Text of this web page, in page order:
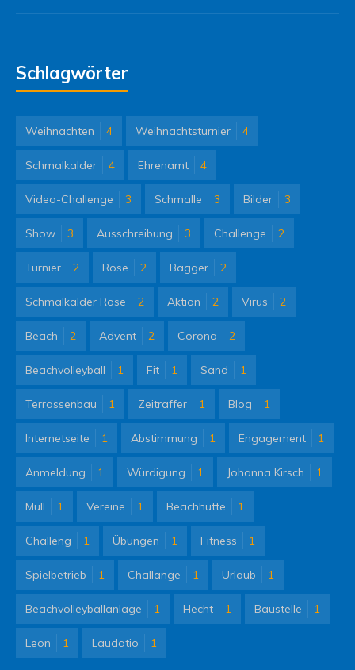
Schlagwörter
Weihnachten 4 Weihnachtsturnier 4
Schmalkalder 4 Ehrenamt 4
Video-Challenge 3 Schmalle 3 Bilder 3
Show 3 Ausschreibung 3 Challenge 2
Turnier 2 Rose 2 Bagger 2
Schmalkalder Rose 2 Aktion 2 Virus 2
Beach 2 Advent 2 Corona 2
Beachvolleyball 1 Fit 1 Sand 1
Terrassenbau 1 Zeitraffer 1 Blog 1
Internetseite 1 Abstimmung 1 Engagement 1
Anmeldung 1 Würdigung 1 Johanna Kirsch 1
Müll 1 Vereine 1 Beachhütte 1
Challeng 1 Übungen 1 Fitness 1
Spielbetrieb 1 Challange 1 Urlaub 1
Beachvolleyballanlage 1 Hecht 1 Baustelle 1
Leon 1 Laudatio 1